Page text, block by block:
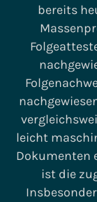
bereits
leicht
Dokumenten
ist die